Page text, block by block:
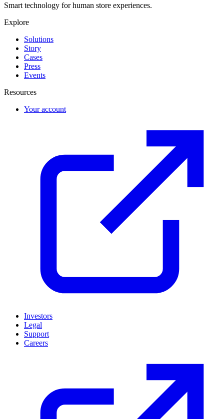
Smart technology for human store experiences.
Explore
Solutions
Story
Cases
Press
Events
Resources
Your account
Investors
Legal
Support
Careers